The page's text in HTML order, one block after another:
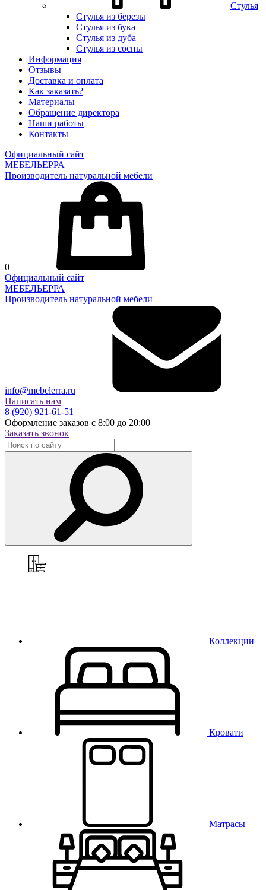
Стулья
Стулья из березы
Стулья из бука
Стулья из дуба
Стулья из сосны
Информация
Отзывы
Доставка и оплата
Как заказать?
Материалы
Обращение директора
Наши работы
Контакты
Официальный сайт
МЕБЕЛЬЕРРА
Производитель натуральной мебели
0
Официальный сайт
МЕБЕЛЬЕРРА
Производитель натуральной мебели
info@mebelerra.ru
Написать нам
8 (920) 921-61-51
Оформление заказов с 8:00 до 20:00
Заказать звонок
Коллекции
Кровати
Матрасы